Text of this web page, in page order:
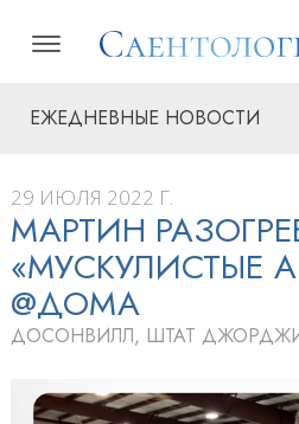
ЕЖЕДНЕВНЫЕ НОВОСТИ
29 ИЮЛЯ 2022 Г.
МАРТИН
«МУСКУЛИСТЫЕ
@ДОМА
ДОСОНВИЛЛ, ШТАТ